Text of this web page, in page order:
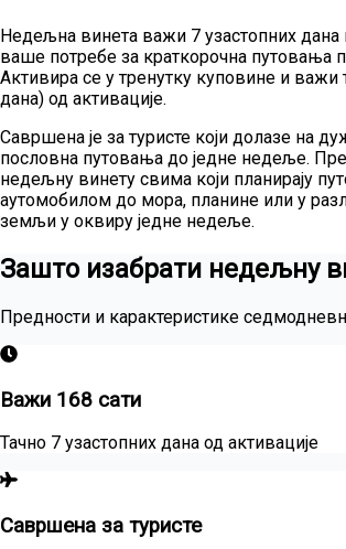
Недељна винета важи 7 узастопних дана
ваше потребе за краткорочна путовања
Активира се у тренутку куповине и важи
дана) од активације.
Савршена је за туристе који долазе на
пословна путовања до једне недеље.
недељну винету свима који планирају
аутомобилом до мора, планине или у
земљи у оквиру једне недеље.
Зашто изабрати недељну
Предности и карактеристике
Важи 168 сати
Тачно 7 узастопних дана од активације
Савршена за туристе